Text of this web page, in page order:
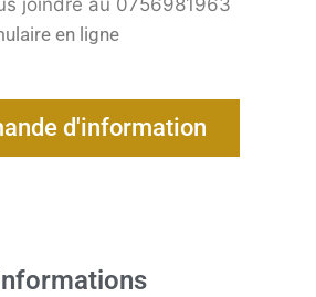
en ligne
d'information